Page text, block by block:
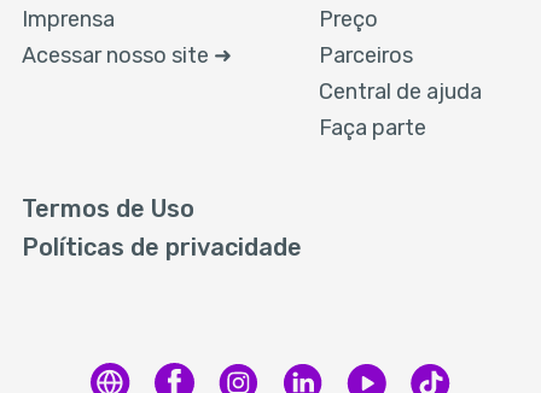
Imprensa
Acessar nosso site ➜
Preço
Parceiros
Central de ajuda
Faça parte
Termos de Uso
Políticas de privacidade